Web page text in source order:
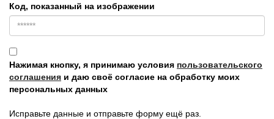
Код, показанный на изображении
Нажимая кнопку, я принимаю условия пользовательского
соглашения и даю своё согласие на обработку моих
персональных данных
Исправьте данные и отправьте форму ещё раз.